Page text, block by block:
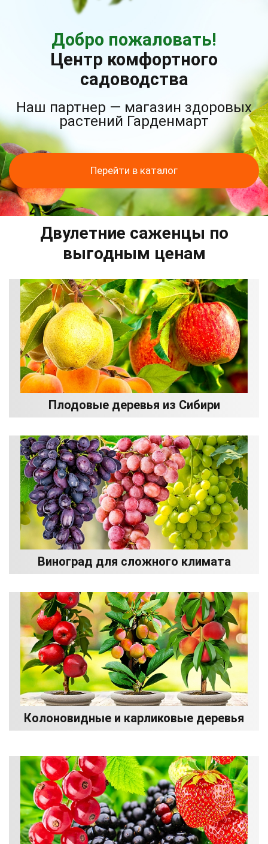
Добро пожаловать!
Центр комфортного
садоводства
Наш партнер — магазин здоровых
растений Гарденмарт
Перейти в каталог
Двулетние саженцы по
выгодным ценам
Плодовые деревья из Сибири
Виноград для сложного климата
Колоновидные и карликовые деревья